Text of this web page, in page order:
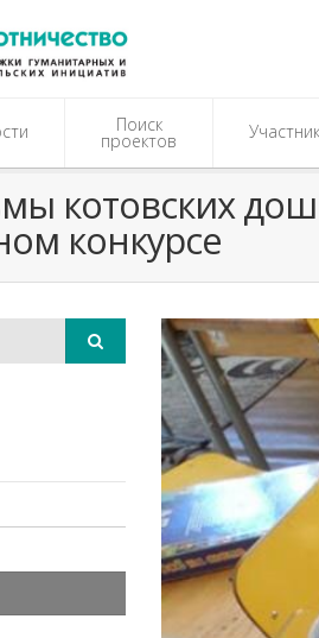
Поиск
проектов
котовских
конкурсе